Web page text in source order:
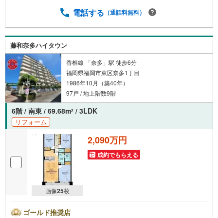
ンをご提案します。平日・夜間の現地案内や、ご自宅・最
た方、転職後で審査に不安がある方、車・カード・リボ等
のお借入れがある方も大歓迎！【キャンペーン期間:2026年
9月30日まで】福岡市内・郊外の新築戸建情報を豊富にご用
意し、初めての方も安心してご相談いただけます。まずは
お気軽にお問い合わせくださいませ。
電話する （通話料無料）
藤和奈多ハイタウン
香椎線 「奈多」駅 徒歩6分
福岡県福岡市東区奈多1丁目
1986年10月（築40年）
97戸 / 地上階数9階
6階 / 南東 / 69.68m2 / 3LDK
リフォーム
画像25枚
2,090万円
成約でもらえる
ゴールド推奨店